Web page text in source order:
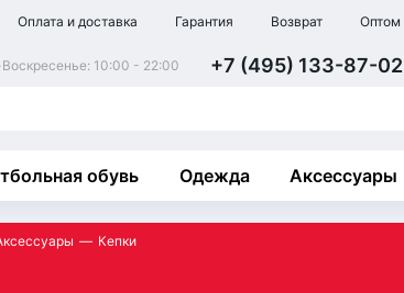
Оплата и доставка Гарантия Возврат Оптом
10:00 - 22:00 +7 (495) 133-87-02
обувь Одежда Аксессуары
Кепки